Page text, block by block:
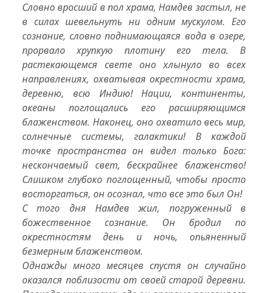
Словно вросший в пол храма, Намдев застыл, не
в силах шевельнуть ни одним мускулом. Его
сознание, словно поднимающаяся вода в озере,
прорвало хрупкую плотину его тела. В
растекающемся свете оно хлынуло во всех
направлениях, охватывая окрестности храма,
деревню, всю Индию! Нации, континенты,
океаны поглощались его расширяющимся
блаженством. Наконец, оно охватило весь мир,
солнечные системы, галактики! В каждой
точке пространства он видел только Бога:
нескончаемый свет, бескрайнее блаженство!
Слишком глубоко поглощенный, чтобы просто
восторгаться, он осознал, что все это был Он!
С того дня Намдев жил, погруженный в
божественное сознание. Он бродил по
окрестностям день и ночь, опьяненный
безмерным блаженством.
Однажды много месяцев спустя он случайно
оказался поблизости от своей старой деревни.